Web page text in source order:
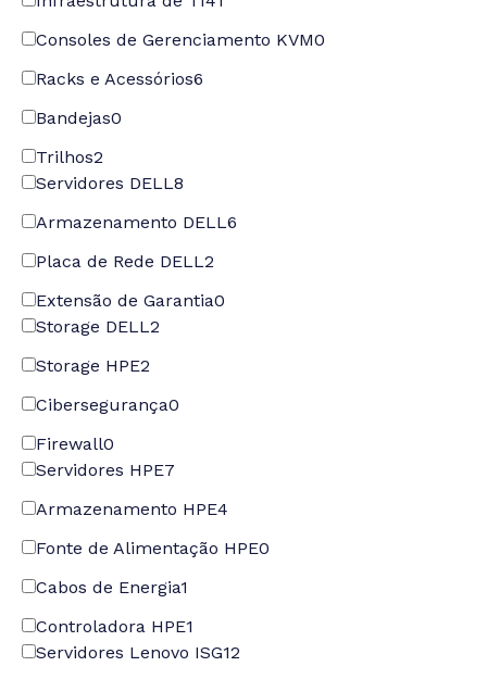
Consoles de Gerenciamento KVM0
Racks e Acessórios6
Bandejas0
Trilhos2
Servidores DELL8
Armazenamento DELL6
Placa de Rede DELL2
Extensão de Garantia0
Storage DELL2
Storage HPE2
Cibersegurança0
Firewall0
Servidores HPE7
Armazenamento HPE4
Fonte de Alimentação HPE0
Cabos de Energia1
Controladora HPE1
Servidores Lenovo ISG12